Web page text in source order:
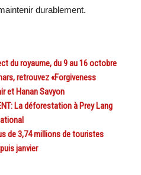
durablement.
du royaume, du 9 au 16 octobre
retrouvez «Forgiveness
et Hanan Savyon
La déforestation à Prey Lang
de 3,74 millions de touristes
janvier